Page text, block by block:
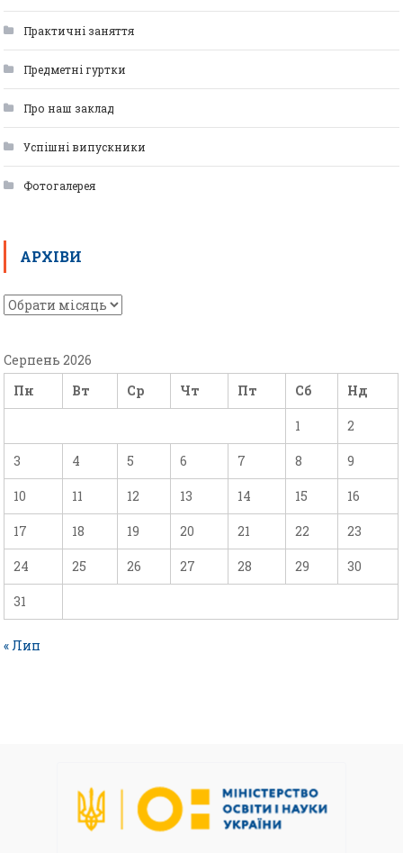
Практичні заняття
Предметні гуртки
Про наш заклад
Успішні випускники
Фотогалерея
АРХІВИ
Серпень 2026
Пн
Вт Ср Чт Пт Сб Нд
1 2
3 4 5 6 7 8 9
10 11 12 13 14 15 16
17 18 19 20 21 22 23
24 25 26 27 28 29 30
31
« Лип